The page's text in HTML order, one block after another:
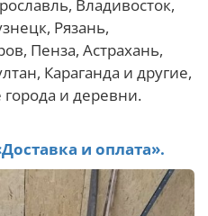
Владивосток,
Рязань,
Пенза, Астрахань,
Караганда и другие,
и деревни.
и оплата».